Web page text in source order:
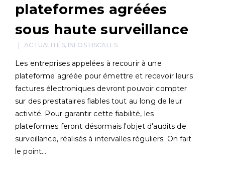
plateformes agréées
sous haute surveillance
ACTUALITÉS, INFOS FISCALES
Les entreprises appelées à recourir à une
plateforme agréée pour émettre et recevoir leurs
factures électroniques devront pouvoir compter
sur des prestataires fiables tout au long de leur
activité. Pour garantir cette fiabilité, les
plateformes feront désormais l'objet d'audits de
surveillance, réalisés à intervalles réguliers. On fait
le point…